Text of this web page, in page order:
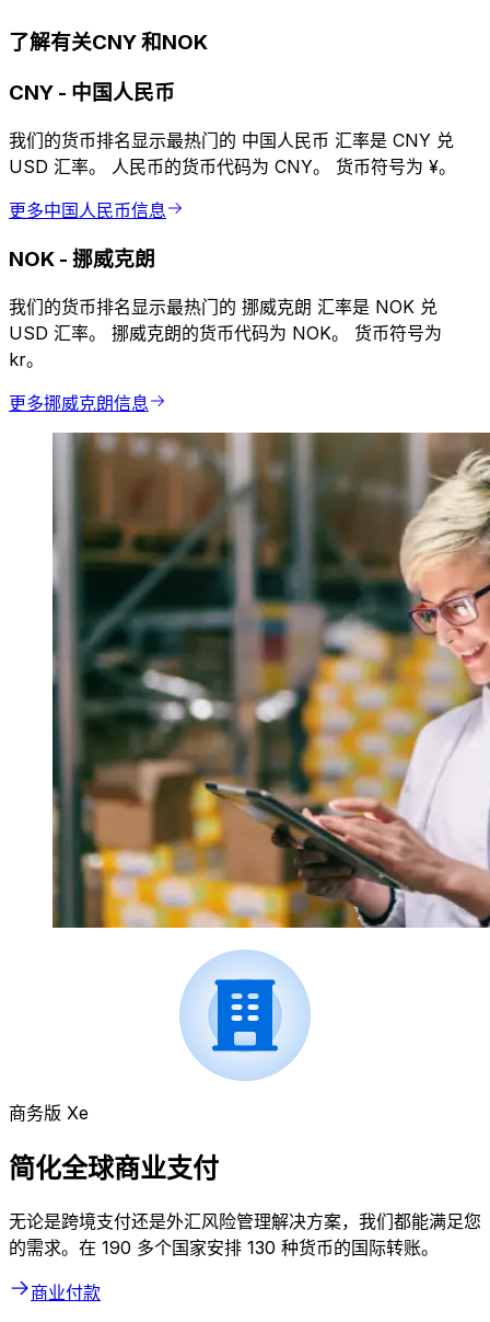
了解有关CNY 和NOK
CNY - 中国人民币
我们的货币排名显示最热门的 中国人民币 汇率是 CNY 兑
USD 汇率。 人民币的货币代码为 CNY。 货币符号为 ¥。
更多中国人民币信息
NOK - 挪威克朗
我们的货币排名显示最热门的 挪威克朗 汇率是 NOK 兑
USD 汇率。 挪威克朗的货币代码为 NOK。 货币符号为
kr。
更多挪威克朗信息
商务版 Xe
简化全球商业支付
无论是跨境支付还是外汇风险管理解决方案，我们都能满足您
的需求。在 190 多个国家安排 130 种货币的国际转账。
商业付款